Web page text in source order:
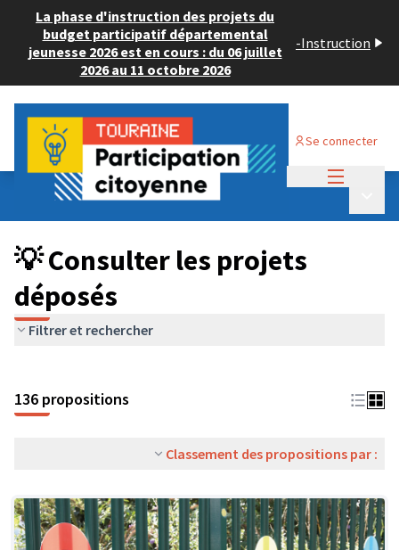
La phase d'instruction des projets du
budget participatif départemental
jeunesse 2026 est en cours : du 06 juillet
2026 au 11 octobre 2026
-Instruction
Se connecter
Budget Participatif JEUNESSE 2024
💡 Consulter les projets déposés
💡 Consulter les projets
déposés
Filtrer et rechercher
136 propositions
Classement des propositions par :